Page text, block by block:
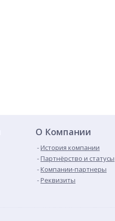
О Компании
История компании
Партнёрство и статусы
Компании-партнеры
Реквизиты